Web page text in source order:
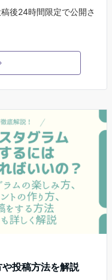
後24時間限定で公開さ
投稿方法を解説